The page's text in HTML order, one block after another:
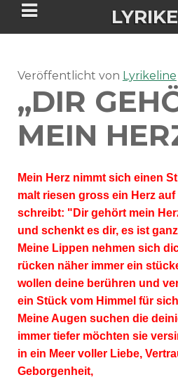
Tania Morgan's Blog
sie im Leben
IGASHO UND
NIEMALS FÜR IMMER
IMPRESSUM
Veröffentlicht von Lyrikeline
„DIR
MEIN
Mein Herz nimmt sich einen
malt riesen gross ein Herz auf
schreibt: "Dir gehört mein
und schenkt es dir, es ist
Meine Lippen nehmen sich
rücken näher immer ein
wollen deine berühren und
ein Stück vom Himmel für
Meine Augen suchen die
immer tiefer möchten sie
in ein Meer voller Liebe,
Geborgenheit,